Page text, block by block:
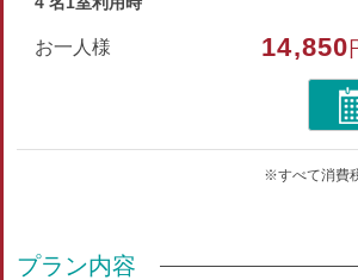
お一人様 14,850
※すべて消費
プラン内容